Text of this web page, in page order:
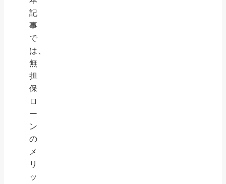
記
事
で
は、
無
担
保
ロ
ー
ン
の
メ
リ
ッ